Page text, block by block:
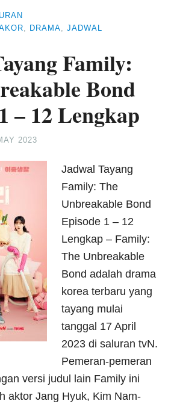
DRAMA ,JADWAL
Family:
Bond
– 12 Lengkap
2023
Jadwal Tayang
Family: The
Unbreakable Bond
Episode 1 – 12
Lengkap – Family:
The Unbreakable
Bond adalah drama
korea terbaru yang
tayang mulai
tanggal 17 April
2023 di saluran tvN.
Pemeran-pemeran
versi judul lain Family ini
aktor Jang Hyuk, Kim Nam-